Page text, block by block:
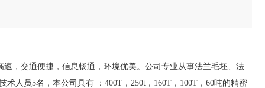
，交通便捷，信息畅通，环境优美。公司专业从事法兰毛坯、法
术人员5名，本公司具有 ： 400T ， 250t ， 160T ， 100T ， 60吨的精密